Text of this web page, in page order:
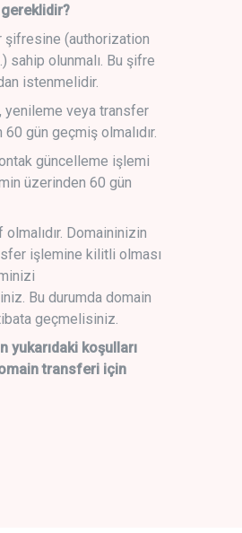
gereklidir?
şifresine (authorization
sahip olunmalı. Bu şifre
istenmelidir.
yenileme veya transfer
gün geçmiş olmalıdır.
güncelleme işlemi
üzerinden 60 gün
Domaininizin
işlemine kilitli olması
Bu durumda domain
geçmelisiniz.
yukarıdaki koşulları
transferi için